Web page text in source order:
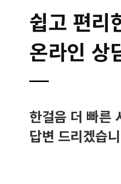
쉽고 편리
온라인 상
한걸음 더 빠른
답변 드리겠습